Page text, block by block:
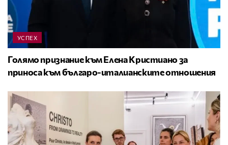
УСПЕХ
Голямо признание към Елена Кристиано за
приноса към българо-италианските отношения